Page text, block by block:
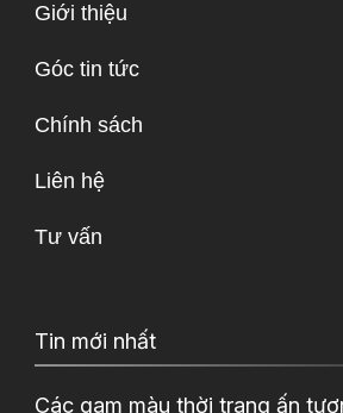
Giới thiệu
Góc tin tức
Chính sách
Liên hệ
Tư vấn
Tin mới nhất
Các gam màu thời trang ấn